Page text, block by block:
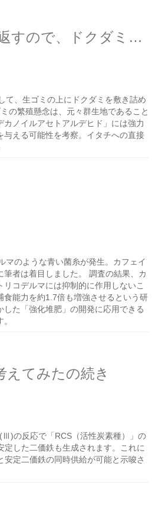
イタチが生ゴミを埋めたところを掘り返すので、ドクダミの臭いでどうにか出来ないか
て、生ゴミの上にドクダミを敷き詰め
の繁殖懸念は、元々群生地であること
ノイルアセトアルデヒド」には強力
える可能性を考察。イタチへの直接
マのような青い菌糸が発生。カフェイ
者は着目しました。 調査の結果、カ
コデルマには抑制的に作用しないこ
能力を約1.7倍も増強させるという研
た「強化堆肥」の開発に応用できる
えてみたの続き
の反応で「RCS（活性炭素種）」の
した二価鉄も生成されます。これに
定二価鉄の同時供給が可能と示唆さ